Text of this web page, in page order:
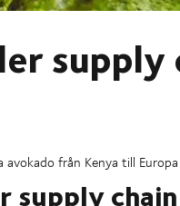
supply
avokado från Kenya till Europa
supply